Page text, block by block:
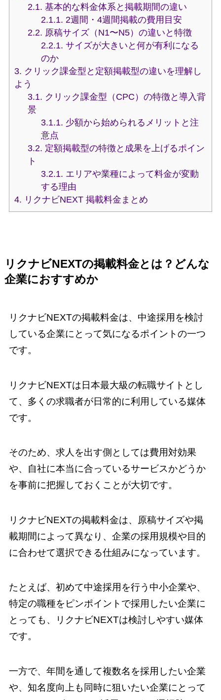
2.1. 基本的な料金体系と掲載期間の違い
2.1.1. 2週間・4週間掲載の費用目安
2.2. 原稿サイズ（N1〜N5）の違いと特徴
2.2.1. サイズが大きいと何が有利になる
のか
3. クリック課金型と定額掲載型の違いを理解し
よう
3.1. クリック課金型（CPC）の特徴と導入背
景
3.1.1. 少額から始められるメリットと注
意点
3.2. 定額掲載型の特徴と成果を上げるポイン
ト
3.2.1. エリアや業種によって料金が変動
する理由
4. リクナビNEXT 掲載料金まとめ
リクナビNEXTの掲載料金とは？どんな
企業におすすめか
リクナビNEXTの掲載料金は、中途採用を検討
している企業にとって気になるポイントの一つ
です。
リクナビNEXTは日本最大級の転職サイトとし
て、多くの求職者が日常的に利用している媒体
です。
そのため、求人を出す側としては費用対効果
や、自社に本当に合っているサービスかどうか
を事前に把握しておくことが大切です。
リクナビNEXTの掲載料金は、原稿サイズや掲
載期間によって異なり、企業の採用規模や目的
に合わせて選択できる仕組みになっています。
たとえば、初めて中途採用を行う中小企業や、
特定の職種をピンポイントで採用したい企業に
とっても、リクナビNEXTは検討しやすい媒体
です。
一方で、年間を通して複数名を採用したい企業
や、知名度向上も同時に狙いたい企業にとって